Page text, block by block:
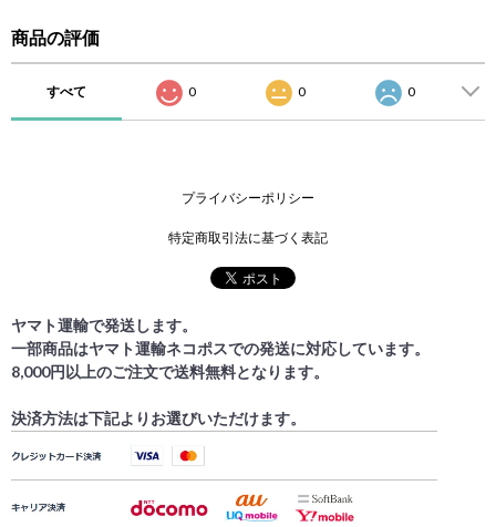
商品の評価
すべて 0 0 0
プライバシーポリシー
特定商取引法に基づく表記
ヤマト運輸で発送します。
一部商品はヤマト運輸ネコポスでの発送に対応しています。
8,000円以上のご注文で送料無料となります。
決済方法は下記よりお選びいただけます。